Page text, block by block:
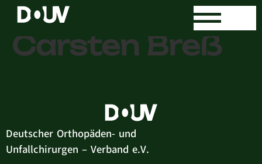
Dr. med.
Carsten Breß
Deutscher Orthopäden- und
Unfallchirurgen – Verband e.V.